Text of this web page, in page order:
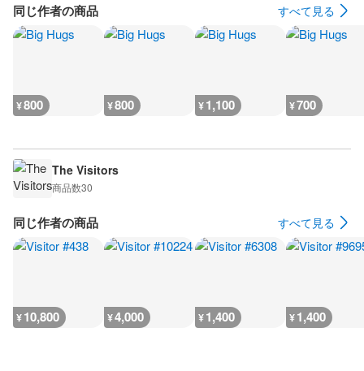
同じ作者の商品 すべて見る
¥800 ¥800 ¥1,100 ¥700
The Visitors
商品数30
同じ作者の商品 すべて見る
¥10,800 ¥4,000 ¥1,400 ¥1,400